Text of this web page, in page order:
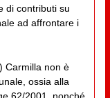
di contributi su
ad affrontare i
Carmilla non è
ossia alla